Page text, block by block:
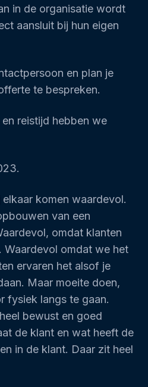
in de organisatie wordt
aansluit bij hun eigen
en plan je
te bespreken.
reistijd hebben we
komen waardevol.
van een
omdat klanten
Waardevol omdat we het
ervaren het alsof je
Maar moeite doen,
fysiek langs te gaan.
bewust en goed
de klant en wat heeft de
in de klant. Daar zit heel